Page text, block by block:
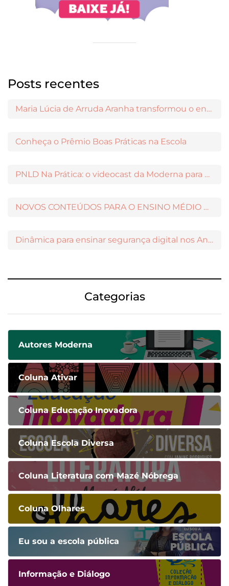
Posts recentes
Maria Lúcia de Arruda Aranha transformou o ensino de Filosofia no Brasil
Conheça o Prêmio Boas Práticas na Escola
PNLD Na Prática: o videocast da Moderna para apoiar a escolha das obras aprovadas
NOVOS CONTEÚDOS PARA O ENSINO MÉDIO DISPONÍVEIS NO MODERNAMIGOS
Dinâmica para ensinar segurança digital nos Anos Iniciais
Categorias
Autores Moderna
Coluna Ativar
Coluna Educação Inovadora
Coluna Escola Diversa
Coluna Literatura com Mazé Nóbrega
Coluna Olhares
Eu sou a escola pública
Informação e Diálogo